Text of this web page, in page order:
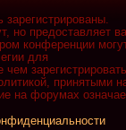
но предоставляет
конференции
для
принятыми
на форумах